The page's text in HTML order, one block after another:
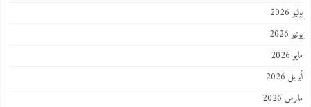
يوليو 2026
يونيو 2026
مايو 2026
أبريل 2026
مارس 2026